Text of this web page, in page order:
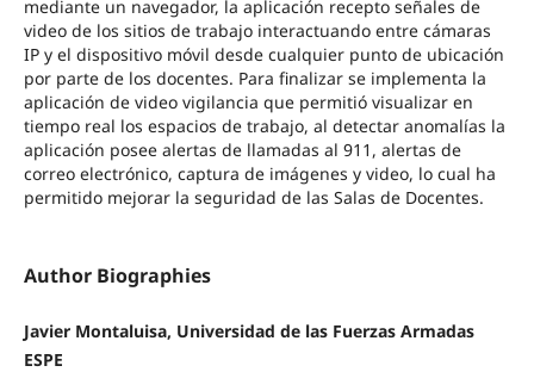
mediante un navegador, la aplicación recepto señales de
video de los sitios de trabajo interactuando entre cámaras
IP y el dispositivo móvil desde cualquier punto de ubicación
por parte de los docentes. Para finalizar se implementa la
aplicación de video vigilancia que permitió visualizar en
tiempo real los espacios de trabajo, al detectar anomalías la
aplicación posee alertas de llamadas al 911, alertas de
correo electrónico, captura de imágenes y video, lo cual ha
permitido mejorar la seguridad de las Salas de Docentes.
Author Biographies
Javier Montaluisa, Universidad de las Fuerzas Armadas
ESPE